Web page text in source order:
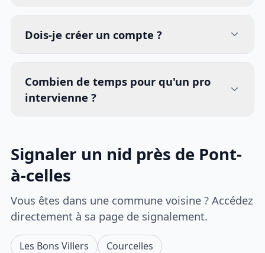
Dois-je créer un compte ?
Combien de temps pour qu'un pro
intervienne ?
Signaler un nid près de Pont-
à-celles
Vous êtes dans une commune voisine ? Accédez
directement à sa page de signalement.
Les Bons Villers
Courcelles